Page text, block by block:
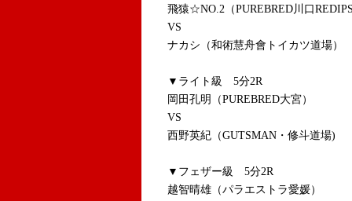
飛猿☆NO.2（PUREBRED川口
VS
ナカシ（和術慧舟會トイカツ道場）
▼ライト級 5分2R
岡田孔明（PUREBRED大宮）
VS
西野英紀（GUTSMAN・修斗道場)
▼フェザー級 5分2R
越智晴雄（パラエストラ愛媛）